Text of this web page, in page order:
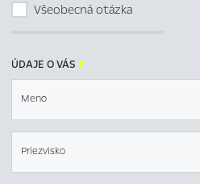
Všeobecná otázka
ÚDAJE O VÁS 
Meno
Priezvisko